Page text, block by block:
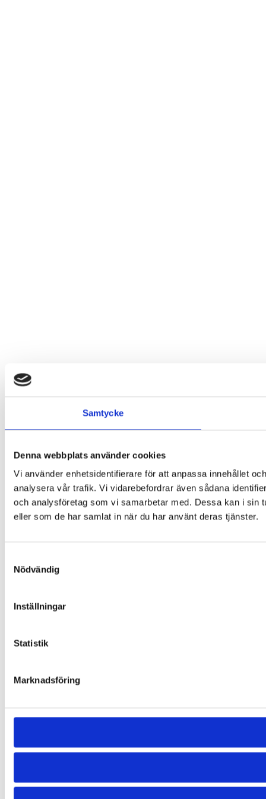
Samtycke
Denna webbplats använder cookies
Vi använder enhetsidentifierare för att anpassa innehållet
analysera vår trafik. Vi vidarebefordrar även sådana
och analysföretag som vi samarbetar med. Dessa kan i sin
eller som de har samlat in när du har använt deras tjänster.
Nödvändig
Inställningar
Statistik
Marknadsföring